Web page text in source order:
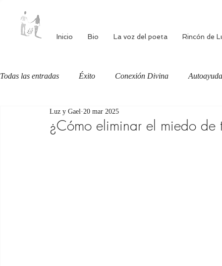
Inicio Bio La voz del poeta Rincón de
Todas las entradas Éxito Conexión Divina Autoayuda
Autoestima Alimentación consciente
¿Cómo eliminar el miedo de
Luz y Gael 20 mar 2025